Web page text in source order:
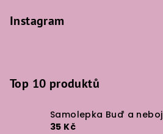
Instagram
Top 10 produktů
Samolepka Buď a neboj
35 Kč